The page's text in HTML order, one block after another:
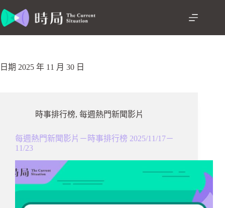
至
容日期 2025 年 11 月 30 日
時事排行榜, 每週熱門新聞影片
每週熱門新聞影片－時事排行榜 2025/11/17－
11/23